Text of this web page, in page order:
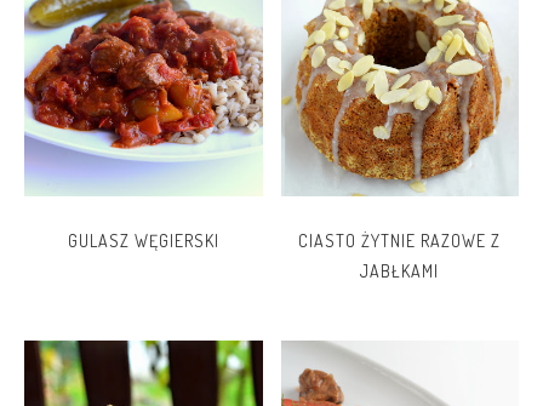
GULASZ WĘGIERSKI
CIASTO ŻYTNIE RAZOWE Z
JABŁKAMI